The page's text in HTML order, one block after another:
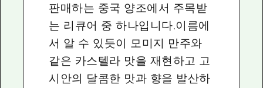
판매하는 중국 양조에서 주목받
는 리큐어 중 하나입니다.이름에
서 알 수 있듯이 모미지 만주와
같은 카스텔라 맛을 재현하고 고
시안의 달콤한 맛과 향을 발산하